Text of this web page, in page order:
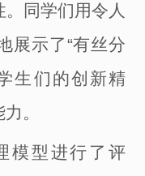
同学们用令人
展示了“有丝分
生们的创新精
。
模型进行了评